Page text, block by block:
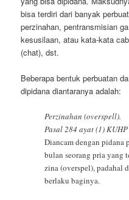
bisa terdiri dari banyak
perzinahan, pentransmisian
kesusilaan, atau kata-kata
(chat), dst.
Beberapa bentuk perbuatan
dipidana diantaranya adalah:
Perzinahan (overspell).
Pasal 284 ayat (1)
Diancam dengan pidana
bulan seorang pria yang
zina (overspel), padahal
berlaku baginya.